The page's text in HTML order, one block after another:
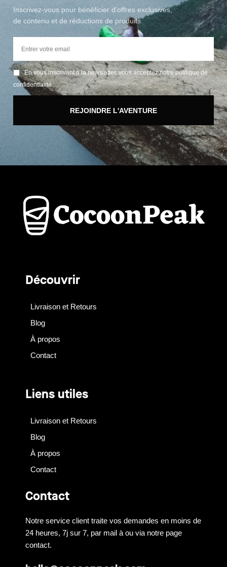
Inscrivez-vous pour bénéficier d'offres exclusives,
de contenu et de réductions de produits.
En vous inscrivant à la newsletter, vous acceptez notre politique de
confidentialité
REJOINDRE L'AVENTURE
Découvrir
Livraison et Retours
Blog
À propos
Contact
Liens utiles
Livraison et Retours
Blog
À propos
Contact
Contact
Notre service client traite vos demandes en moins de
24 heures, 7j sur 7, par mail à ou via notre page
contact.